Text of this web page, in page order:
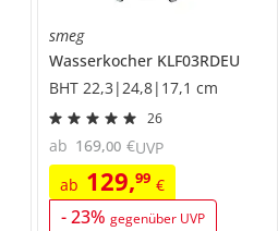
smeg
Wasserkocher KLF03RDEU
BHT 22,3|24,8|17,1 cm
26
ab 129,99 €
-23% gegenüber UVP
ab 169,00 €UVP